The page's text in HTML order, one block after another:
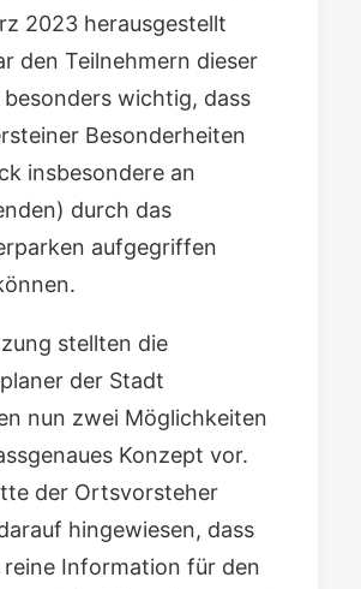
2023 herausgestellt
den Teilnehmern dieser
wichtig, dass
Besonderheiten
insbesondere an
durch das
aufgegriffen
stellten die
der Stadt
nun zwei Möglichkeiten
Konzept vor.
der Ortsvorsteher
hingewiesen, dass
reine Information für den